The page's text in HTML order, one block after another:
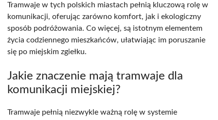
Tramwaje w tych polskich miastach pełnią kluczową rolę w
komunikacji, oferując zarówno komfort, jak i ekologiczny
sposób podróżowania. Co więcej, są istotnym elementem
życia codziennego mieszkańców, ułatwiając im poruszanie
się po miejskim zgiełku.
Jakie znaczenie mają tramwaje dla
komunikacji miejskiej?
Tramwaje pełnią niezwykle ważną rolę w systemie